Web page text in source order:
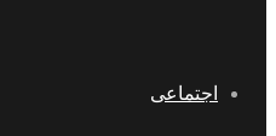
اجتماعی